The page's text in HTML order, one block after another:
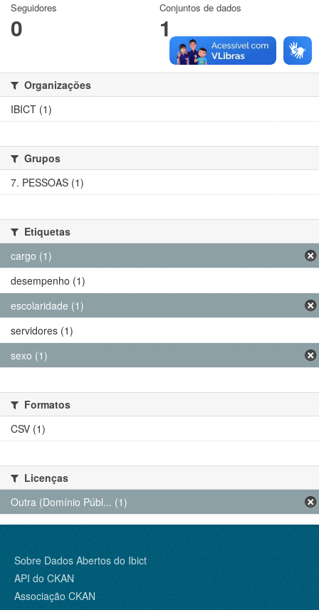
Seguidores
0
Conjuntos de dados
1
Organizações
IBICT (1)
Grupos
7. PESSOAS (1)
Etiquetas
cargo (1)
desempenho (1)
escolaridade (1)
servidores (1)
sexo (1)
Formatos
CSV (1)
Licenças
Outra (Domínio Públ... (1)
Sobre Dados Abertos do Ibict
API do CKAN
Associação CKAN